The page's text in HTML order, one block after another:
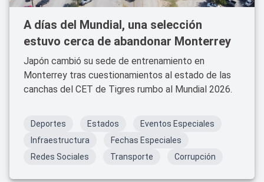
A días del Mundial, una selección
estuvo cerca de abandonar Monterrey
Japón cambió su sede de entrenamiento en
Monterrey tras cuestionamientos al estado de las
canchas del CET de Tigres rumbo al Mundial 2026.
Deportes Estados
Eventos Especiales
Infraestructura
Fechas Especiales
Redes Sociales
Transporte Corrupción